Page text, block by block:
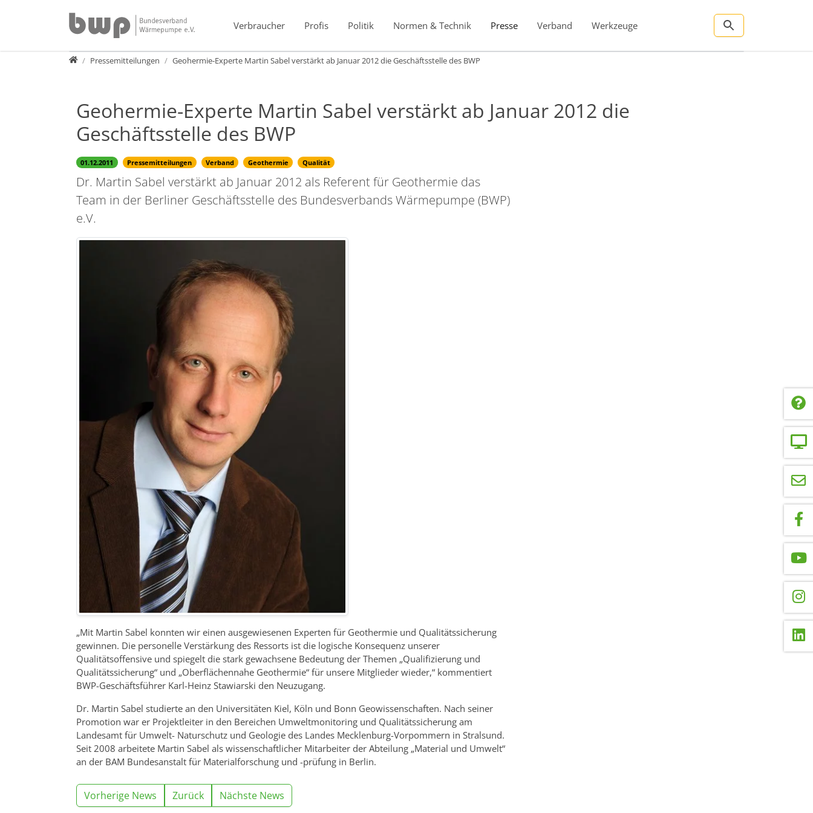
Verbraucher
Profis Politik Normen & Technik Presse Verband Werkzeuge
PressePressemitteilungen Geohermie-Experte Martin Sabel verstärkt ab Januar 2012 die Geschäftsstelle des BWP
Geohermie-Experte Martin Sabel verstärkt ab Januar 2012 die
Geschäftsstelle des BWP
01.12.2011 Pressemitteilungen Verband Geothermie Qualität
Dr. Martin Sabel verstärkt ab Januar 2012 als Referent für Geothermie das
Team in der Berliner Geschäftsstelle des Bundesverbands Wärmepumpe (BWP)
e.V.
„Mit Martin Sabel konnten wir einen ausgewiesenen Experten für Geothermie und Qualitätssicherung
gewinnen. Die personelle Verstärkung des Ressorts ist die logische Konsequenz unserer
Qualitätsoffensive und spiegelt die stark gewachsene Bedeutung der Themen „Qualifizierung und
Qualitätssicherung“ und „Oberflächennahe Geothermie“ für unsere Mitglieder wieder,“ kommentiert
BWP-Geschäftsführer Karl-Heinz Stawiarski den Neuzugang.
Dr. Martin Sabel studierte an den Universitäten Kiel, Köln und Bonn Geowissenschaften. Nach seiner
Promotion war er Projektleiter in den Bereichen Umweltmonitoring und Qualitätssicherung am
Landesamt für Umwelt- Naturschutz und Geologie des Landes Mecklenburg-Vorpommern in Stralsund.
Seit 2008 arbeitete Martin Sabel als wissenschaftlicher Mitarbeiter der Abteilung „Material und Umwelt“
an der BAM Bundesanstalt für Materialforschung und -prüfung in Berlin.
Vorherige News Zurück Nächste News